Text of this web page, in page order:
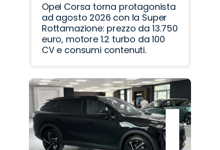
Opel Corsa torna protagonista
ad agosto 2026 con la Super
Rottamazione: prezzo da 13.750
euro, motore 1.2 turbo da 100
CV e consumi contenuti.